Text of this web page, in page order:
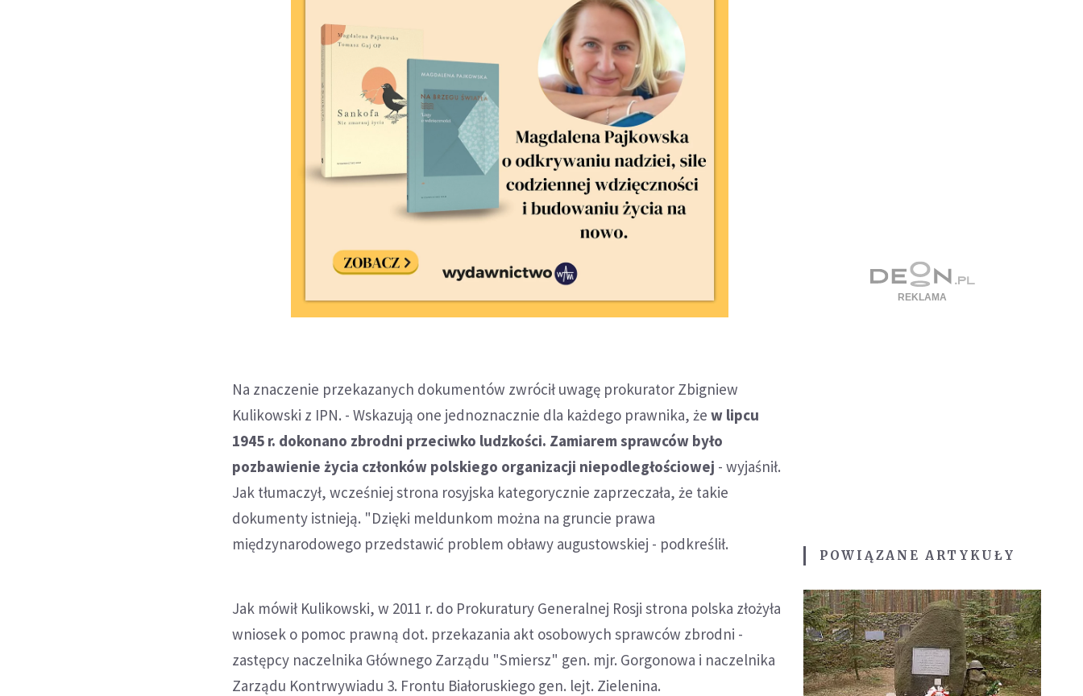
Na znaczenie przekazanych dokumentów zwrócił uwagę prokurator Zbigniew
Kulikowski z IPN. - Wskazują one jednoznacznie dla każdego prawnika, żew lipcu
1945 r. dokonano zbrodni przeciwko ludzkości. Zamiarem sprawców było
pozbawienie życia członków polskiego organizacji niepodległościowej - wyjaśnił.
Jak tłumaczył, wcześniej strona rosyjska kategorycznie zaprzeczała, że takie
dokumenty istnieją. "Dzięki meldunkom można na gruncie prawa
międzynarodowego przedstawić problem obławy augustowskiej - podkreślił.
Jak mówił Kulikowski, w 2011 r. do Prokuratury Generalnej Rosji strona polska złożyła
wniosek o pomoc prawną dot. przekazania akt osobowych sprawców zbrodni -
zastępcy naczelnika Głównego Zarządu "Smiersz" gen. mjr. Gorgonowa i naczelnika
Zarządu Kontrwywiadu 3. Frontu Białoruskiego gen. lejt. Zielenina.
POWIĄZANE ARTYKUŁY